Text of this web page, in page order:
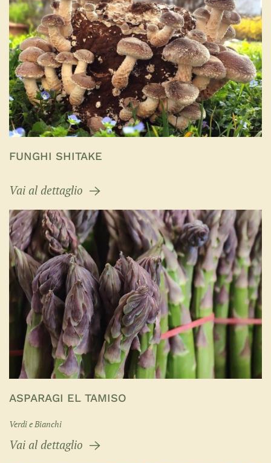
FUNGHI SHITAKE
Vai al dettaglio
ASPARAGI EL TAMISO
Verdi e Bianchi
Vai al dettaglio